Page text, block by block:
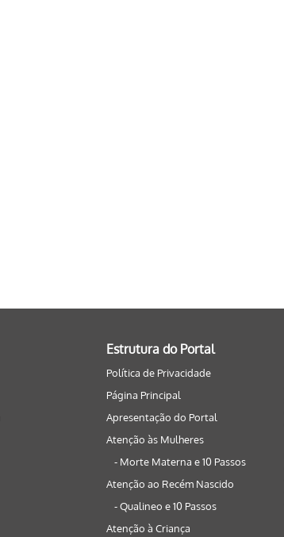
Estrutura do Portal
Política de Privacidade
Página Principal
Apresentação do Portal
Atenção às Mulheres
- Morte Materna e 10 Passos
Atenção ao Recém Nascido
- Qualineo e 10 Passos
Atenção à Criança